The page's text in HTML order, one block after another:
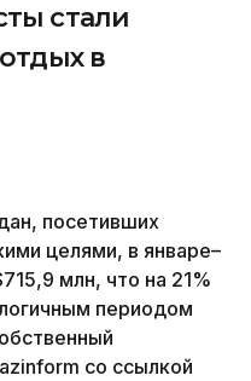
стали
в
посетивших
целями, в январе–
млн, что на 21%
периодом
со ссылкой